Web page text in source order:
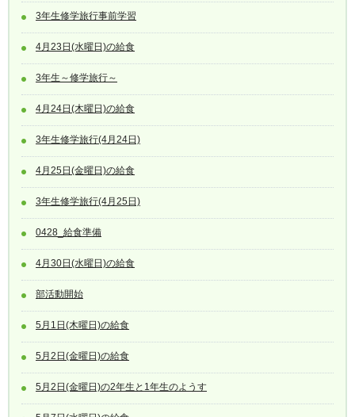
3年生修学旅行事前学習
4月23日(水曜日)の給食
3年生～修学旅行～
4月24日(木曜日)の給食
3年生修学旅行(4月24日)
4月25日(金曜日)の給食
3年生修学旅行(4月25日)
0428_給食準備
4月30日(水曜日)の給食
部活動開始
5月1日(木曜日)の給食
5月2日(金曜日)の給食
5月2日(金曜日)の2年生と1年生のようす